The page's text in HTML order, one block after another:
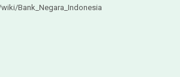
Bank_Negara_Indonesia